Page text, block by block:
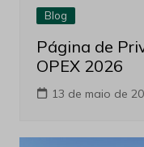
Blog
Página de
OPEX 2026
13 de maio de